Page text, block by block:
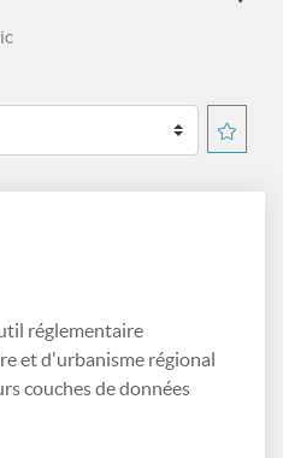
réglementaire
et d'urbanisme régional
couches de données